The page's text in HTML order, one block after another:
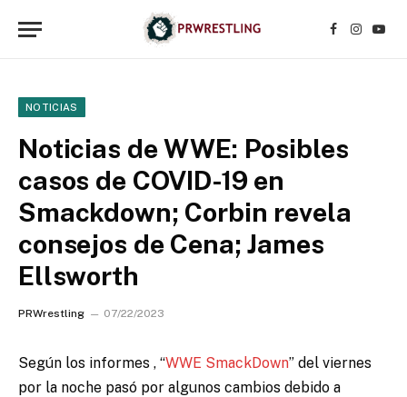
Facebook
NOTICIAS
Noticias de WWE: Posibles
casos de COVID-19 en
Smackdown; Corbin revela
consejos de Cena; James
Ellsworth
PRWrestling 07/22/2023
Según los informes , “WWE SmackDown” del viernes
por la noche pasó por algunos cambios debido a